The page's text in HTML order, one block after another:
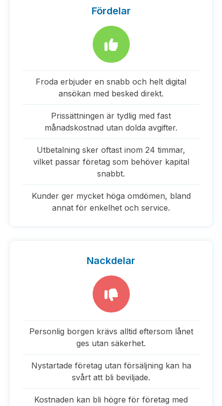
Fördelar
Froda erbjuder en snabb och helt digital
ansökan med besked direkt.
Prissättningen är tydlig med fast
månadskostnad utan dolda avgifter.
Utbetalning sker oftast inom 24 timmar,
vilket passar företag som behöver kapital
snabbt.
Kunder ger mycket höga omdömen, bland
annat för enkelhet och service.
Nackdelar
Personlig borgen krävs alltid eftersom lånet
ges utan säkerhet.
Nystartade företag utan försäljning kan ha
svårt att bli beviljade.
Kostnaden kan bli högre för företag med